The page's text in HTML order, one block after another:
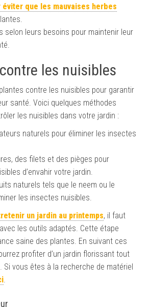
éviter que les mauvaises herbes
selon leurs besoins pour maintenir leur
les nuisibles
contre les nuisibles pour garantir
santé. Voici quelques méthodes
les nuisibles dans votre jardin :
naturels pour éliminer les insectes
des filets et des pièges pour
d’envahir votre jardin.
naturels tels que le neem ou le
les insectes nuisibles.
un jardin au printemps, il faut
les outils adaptés. Cette étape
saine des plantes. En suivant ces
profiter d’un jardin florissant tout
Si vous êtes à la recherche de matériel
.